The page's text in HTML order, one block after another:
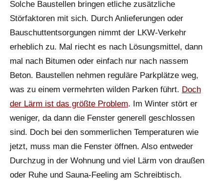
Solche Baustellen bringen etliche zusätzliche
Störfaktoren mit sich. Durch Anlieferungen oder
Bauschuttentsorgungen nimmt der LKW-Verkehr
erheblich zu. Mal riecht es nach Lösungsmittel, dann
mal nach Bitumen oder einfach nur nach nassem
Beton. Baustellen nehmen reguläre Parkplätze weg,
was zu einem vermehrten wilden Parken führt. Doch
der Lärm ist das größte Problem. Im Winter stört er
weniger, da dann die Fenster generell geschlossen
sind. Doch bei den sommerlichen Temperaturen wie
jetzt, muss man die Fenster öffnen. Also entweder
Durchzug in der Wohnung und viel Lärm von draußen
oder Ruhe und Sauna-Feeling am Schreibtisch.